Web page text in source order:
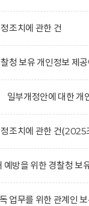
조치에 관한 건
청 보유 개인정보 제공
일부개정안에 대한 개
조치에 관한 건
방을 위한 경찰청 보
업무를 위한 관계인